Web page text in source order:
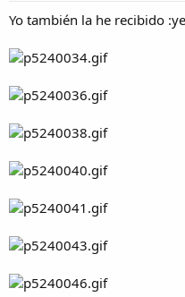
Yo también la he recibido